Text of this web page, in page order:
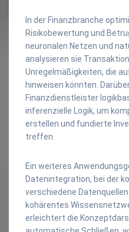
In der Finanzbranche
Risikobewertung und
neuronalen Netzen und
analysieren sie
Unregelmäßigkeiten, die
hinweisen könnten.
Finanzdienstleister
inferenzielle Logik, um
erstellen und fundierte
treffen.
Ein weiteres
Datenintegration, bei der
verschiedene
kohärentes
erleichtert die